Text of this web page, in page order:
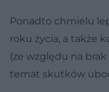
Ponadto chmielu
roku życia, a także
(ze względu na
temat skutków